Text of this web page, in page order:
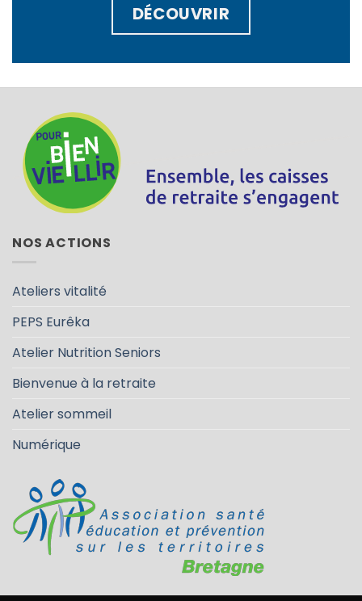
DÉCOUVRIR
NOS ACTIONS
Ateliers vitalité
PEPS Eurêka
Atelier Nutrition Seniors
Bienvenue à la retraite
Atelier sommeil
Numérique